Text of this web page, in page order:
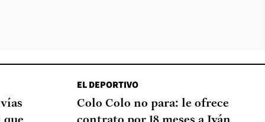
EL DEPORTIVO
Colo Colo no para: le ofrece